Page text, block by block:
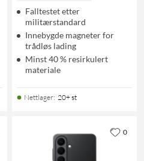
Falltestet etter
militærstandard
Innebygde magneter for
trådløs lading
Minst 40 % resirkulert
materiale
Nettlager: 20+ st
0